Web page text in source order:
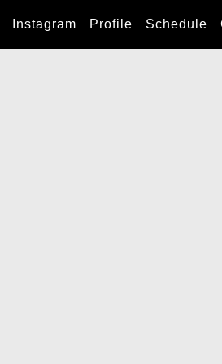
Instagram Profile Schedule